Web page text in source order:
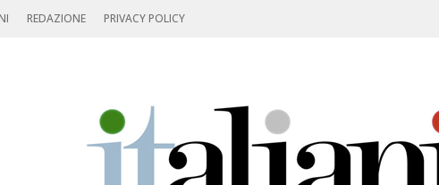
REDAZIONE PRIVACY POLICY